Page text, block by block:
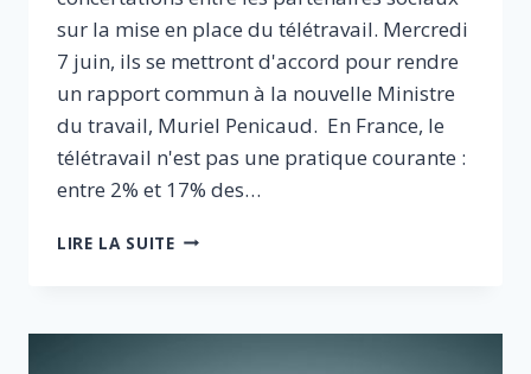
sur la mise en place du télétravail. Mercredi
7 juin, ils se mettront d'accord pour rendre
un rapport commun à la nouvelle Ministre
du travail, Muriel Penicaud. En France, le
télétravail n'est pas une pratique courante :
entre 2% et 17% des…
LIRE LA SUITEACCOMPAGNER
PLACE